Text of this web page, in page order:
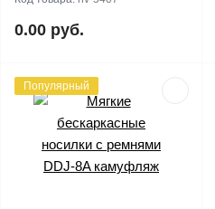
0.00 руб.
Популярный